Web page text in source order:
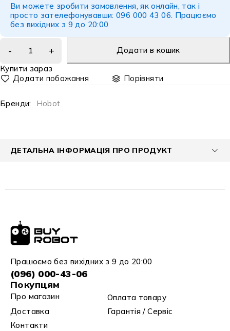
Ви можете зробити замовлення, як онлайн, так і
просто зателефонувавши: 096 000 43 06. Працюємо
без вихідних з 9 до 20:00
Додати в кошик
Купити зараз
Порівняти
Бренди: Hobot
ДЕТАЛЬНА ІНФОРМАЦІЯ ПРО ПРОДУКТ
Працюємо без вихідних з 9 до 20:00
(096) 000-43-06
Покупцям
Про магазин
Оплата товару
Доставка
Гарантія / Сервіс
Контакти